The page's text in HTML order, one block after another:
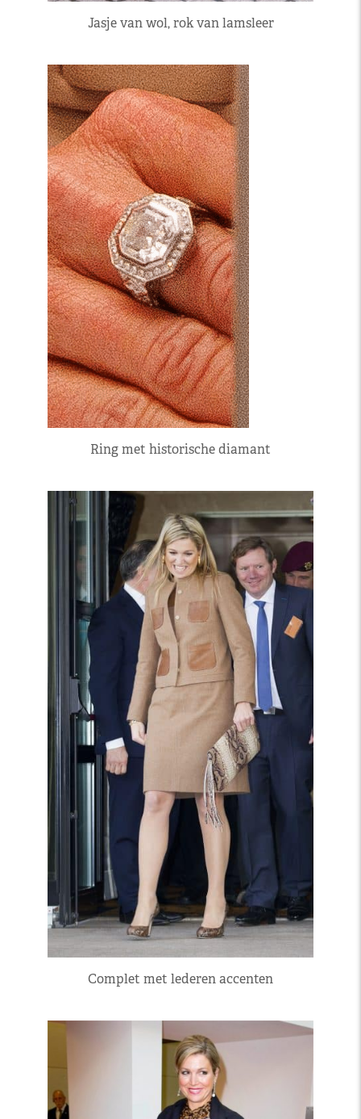
Jasje van wol, rok van lamsleer
Ring met historische diamant
Complet met lederen accenten